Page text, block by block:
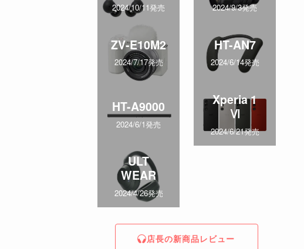
2024/10/11発売 2024/9/3発売
ZV-E10M2
2024/7/17発売
HT-AN7
2024/6/14発売
HT-A9000
2024/6/1発売
Xperia 1
Ⅵ
2024/6/21発売
ULT
WEAR
2024/4/26発売
店長の新商品レビュー